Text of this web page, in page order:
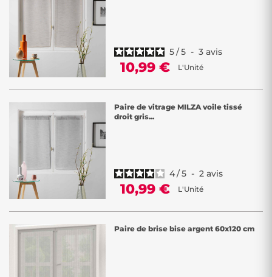
5/5 - 3 avis
10,99 € L'Unité
Paire de vitrage MILZA voile tissé
droit gris...
4/5 - 2 avis
10,99 € L'Unité
Paire de brise bise argent 60x120 cm